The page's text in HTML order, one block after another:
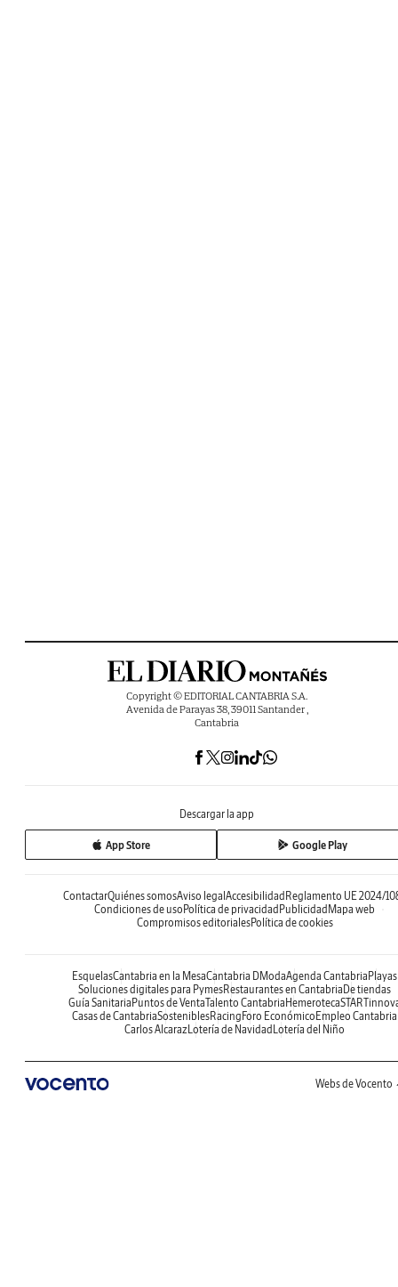
Copyright © EDITORIAL CANTABRIA S.A.
Avenida de Parayas 38, 39011 Santander ,
Cantabria
Descargar la app
App Store Google Play
ContactarQuiénes somosAviso legal Accesibilidad Reglamento UE 2024/
Condiciones de uso Política de privacidad Publicidad Mapa web
Compromisos editorialesPolítica de cookies
EsquelasCantabria en la MesaCantabria DModaAgenda Cantabria Playas
Soluciones digitales para PymesRestaurantes en Cantabria De tiendas
Guía Sanitaria Puntos de VentaTalento Cantabria Hemeroteca
Casas de CantabriaSosteniblesRacing Foro Económico Empleo Cantabria
Carlos AlcarazLotería de Navidad Lotería del Niño
Webs de Vocento